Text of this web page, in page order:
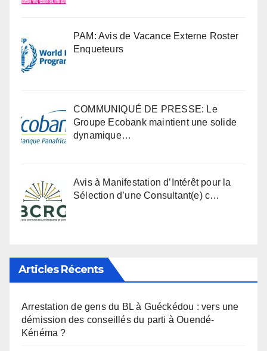
PAM: Avis de Vacance Externe Roster
Enqueteurs
COMMUNIQUÉ DE PRESSE: Le
Groupe Ecobank maintient une solide
dynamique…
Avis à Manifestation d’Intérêt pour la
Sélection d’une Consultant(e) c…
Articles Récents
Arrestation de gens du BL à Guéckédou : vers une
démission des conseillés du parti à Ouendé-
Kénéma ?